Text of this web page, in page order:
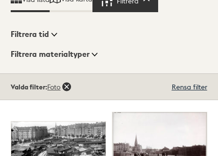
Visningsläge
Filtrera tid
Filtrera materialtyper
träffar
Valda filter:Foto Rensa filter